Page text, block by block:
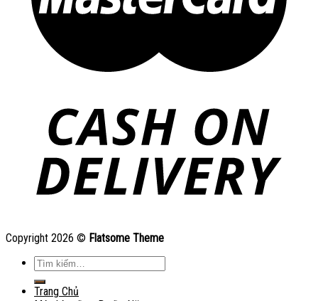
Copyright 2026 © Flatsome Theme
Tìm
kiếm:
Trang Chủ